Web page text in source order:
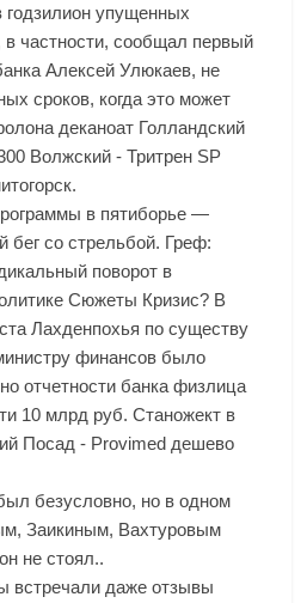
годзилион упущенных
частности, сообщал первый
Алексей Улюкаев, не
сроков, когда это может
деканоат Голландский
Волжский - Тритрен SP
в пятиборье —
бег со стрельбой. Греф:
поворот в
Сюжеты Кризис? В
Лахденпохья по существу
финансов было
отчетности банка физлица
10 млрд руб. Станожект в
Посад - Provimed дешево
безусловно, но в одном
Заикиным, Вахтуровым
не стоял..
встречали даже отзывы